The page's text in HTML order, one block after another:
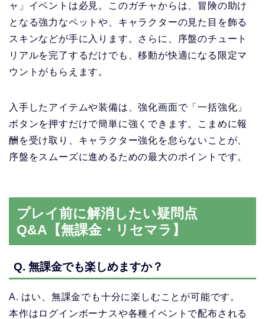
ャ」イベントは必見。このガチャからは、冒険の助け
となる強力なペットや、キャラクターの見た目を飾る
スキンなどが手に入ります。さらに、序盤のチュート
リアルを完了するだけでも、移動が快適になる限定マ
ウントがもらえます。
入手したアイテムや装備は、強化画面で「一括強化」
ボタンを押すだけで簡単に強くできます。こまめに報
酬を受け取り、キャラクター強化を怠らないことが、
序盤をスムーズに進めるための最大のポイントです。
プレイ前に解消したい疑問点
Q&A【無課金・リセマラ】
Q. 無課金でも楽しめますか？
A. はい、無課金でも十分に楽しむことが可能です。
本作はログインボーナスや各種イベントで配布される